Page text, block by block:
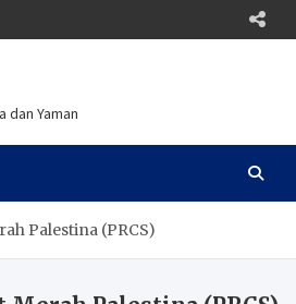
dan Yaman
Palestina (PRCS)